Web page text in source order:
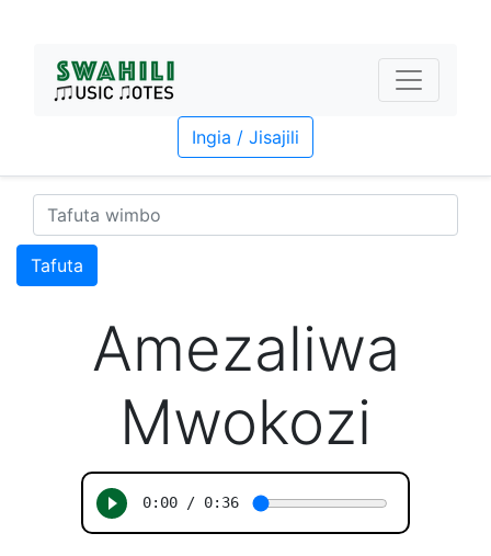
Ingia / Jisajili
Tafuta
Amezaliwa
Mwokozi